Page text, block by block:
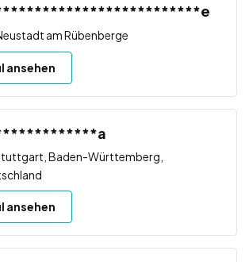
am Rübenberge
ansehen
Baden-Württemberg,
ansehen